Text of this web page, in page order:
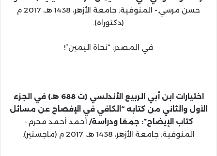
حسن مرسي.- المنوفية: جامعة الأزهر، 1438 هـ، 2017 م
(دكتوراه).
في المصدر: “نحاة اليمين”!
اختيارات ابن أبي الربيع الأندلسي (ت 688 هـ) في الجزء
الأول والثاني من كتابه “الكافي في الإفصاح عن مسائل
كتاب الإيضاح”: جمعًا ودراسة/أحمد أحمد محرم.-
المنوفية: جامعة الأزهر، 1438 هـ، 2017 م (ماجستير).